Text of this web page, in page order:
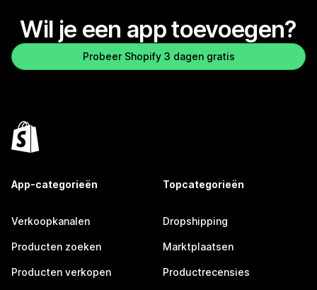
Wil je een app toevoegen?
Probeer Shopify 3 dagen gratis
App-categorieën
Verkoopkanalen
Producten zoeken
Producten verkopen
Topcategorieën
Dropshipping
Marktplaatsen
Productrecensies